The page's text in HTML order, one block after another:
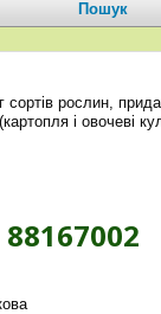
Пошук
сортів рослин,
і овочеві